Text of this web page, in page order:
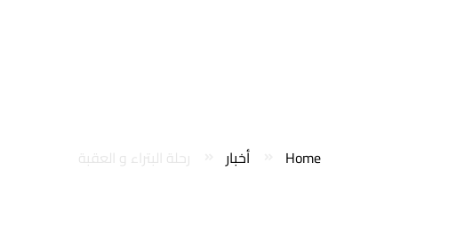
Home أخبار رحلة البتراء و العقبة